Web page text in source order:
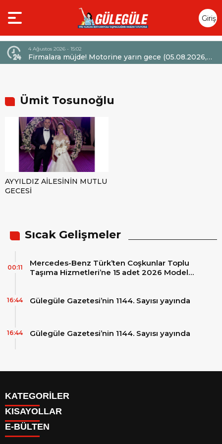
Giriş
Yap
4 Ağustos 2026 - 15:02
Firmalara müjde! Motorine yarın gece (05.08.2026,
saat 00:01) itibarıyla 6,60 TL’lik dev bir indirim
Ümit Tosunoğlu
AYYILDIZ AİLESİNİN MUTLU
GECESİ
Sıcak Gelişmeler
Mercedes-Benz Türk’ten Coşkunlar Toplu
Taşıma Hizmetleri’ne 15 adet 2026 Model
00:11
Gülegüle Gazetesi’nin 1144. Sayısı yayında
16:44
Gülegüle Gazetesi’nin 1144. Sayısı yayında
16:44
KATEGORİLER
Reklam
Firma Rehberi
İletişim
KISAYOLLAR
Facebook
E-BÜLTEN